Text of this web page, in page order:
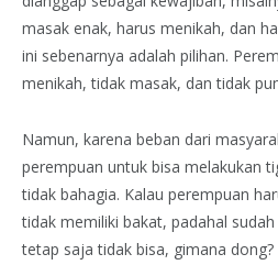
masak enak, harus menikah, dan
ini sebenarnya adalah pilihan.
menikah, tidak masak, dan tidak
Namun, karena beban dari
perempuan untuk bisa melakukan
tidak bahagia. Kalau perempuan
tidak memiliki bakat, padahal
tetap saja tidak bisa, gimana